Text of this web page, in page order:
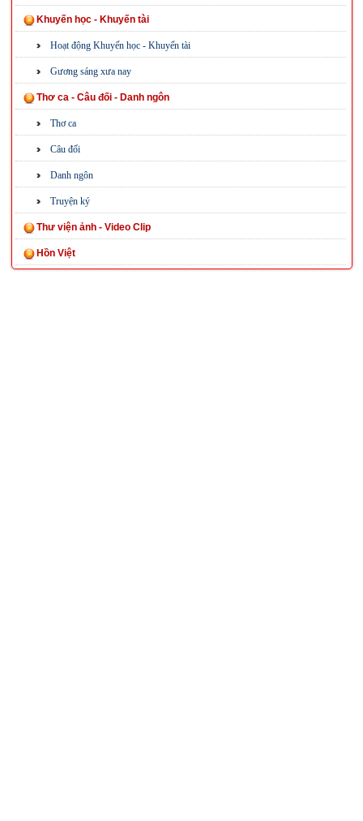
Khuyến học - Khuyến tài
Hoạt động Khuyến học - Khuyến tài
Gương sáng xưa nay
Thơ ca - Câu đối - Danh ngôn
Thơ ca
Câu đối
Danh ngôn
Truyện ký
Thư viện ảnh - Video Clip
Hồn Việt